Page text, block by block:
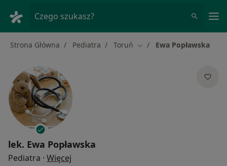
Czego szukasz?
Strona Główna Pediatra Toruń Zmień miasto
Ewa Popławska
lek. Ewa Popławska
Pediatra · Więcej